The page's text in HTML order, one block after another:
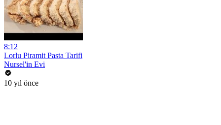
8:12
Lorlu Piramit Pasta Tarifi
Nursel'in Evi
10 yıl önce